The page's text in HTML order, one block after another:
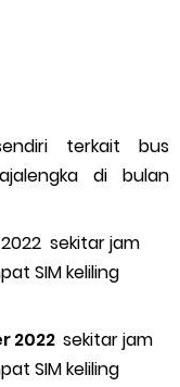
terkait bus
di bulan
sekitar jam
SIM keliling
2022 sekitar jam
SIM keliling